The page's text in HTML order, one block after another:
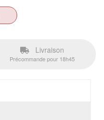
Livraison
Précommande pour 18h45